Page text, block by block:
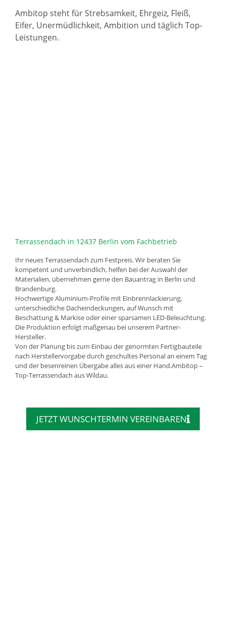
Ambitop steht für Strebsamkeit, Ehrgeiz, Fleiß,
Eifer, Unermüdlichkeit, Ambition und täglich Top-
Leistungen.
Terrassendach in 12437 Berlin vom Fachbetrieb
Ihr neues Terrassendach zum Festpreis. Wir beraten Sie
kompetent und unverbindlich, helfen bei der Auswahl der
Materialien, übernehmen gerne den Bauantrag in Berlin und
Brandenburg.
Hochwertige Aluminium-Profile mit Einbrennlackierung,
unterschiedliche Dacheindeckungen, auf Wunsch mit
Beschattung & Markise oder einer sparsamen LED-Beleuchtung.
Die Produktion erfolgt maßgenau bei unserem Partner-
Hersteller.
Von der Planung bis zum Einbau der genormten Fertigbauteile
nach Herstellervorgabe durch geschultes Personal an einem Tag
und der besenreinen Übergabe alles aus einer Hand.Ambitop –
Top-Terrassendach aus Wildau.
JETZT WUNSCHTERMIN VEREINBAREN